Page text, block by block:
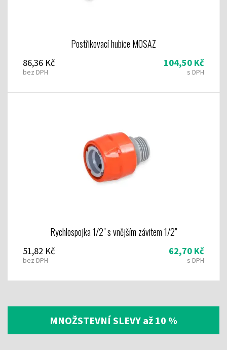
Postřikovací hubice MOSAZ
86,36 Kč
bez DPH
104,50 Kč
s DPH
Rychlospojka 1/2" s vnějším závitem 1/2"
51,82 Kč
bez DPH
62,70 Kč
s DPH
MNOŽSTEVNÍ SLEVY až 10 %